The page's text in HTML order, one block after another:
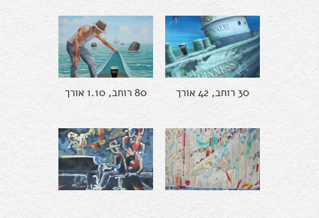
30 רוחב, 42 אורך 80 רוחב, 1.10 אורך